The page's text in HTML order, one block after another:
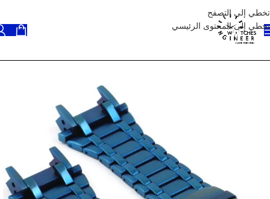
تخطي إلى التصفح
تخطي إلى المحتوى الرئيسي